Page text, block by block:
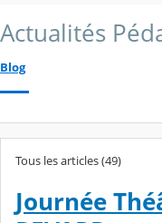
Actualités
Blog
Tous les articles (49)
Journée